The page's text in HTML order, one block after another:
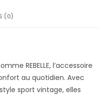
(0)
REBELLE, l’accessoire
au quotidien. Avec
sport vintage, elles